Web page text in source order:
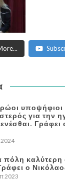
υποψήφιοι
για την
πόλη καλύτερη
ο
2023